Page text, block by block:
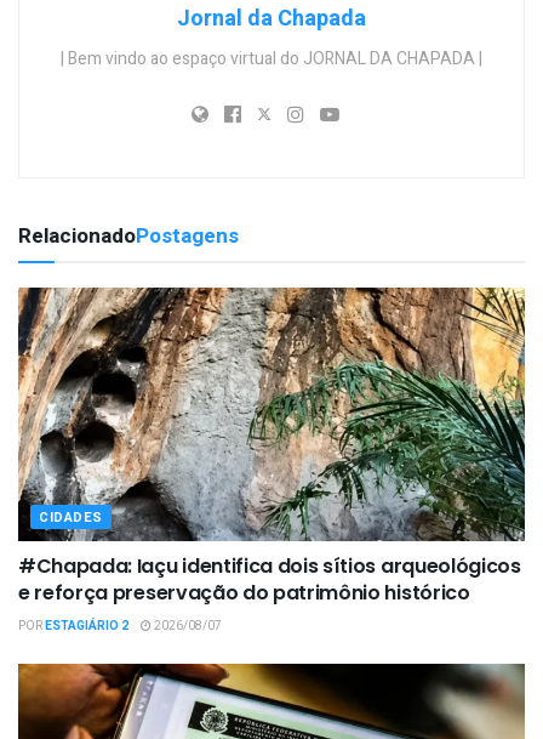
Jornal da Chapada
| Bem vindo ao espaço virtual do JORNAL DA CHAPADA |
RelacionadoPostagens
CIDADES
#Chapada: Iaçu identifica dois sítios arqueológicos
e reforça preservação do patrimônio histórico
PORESTAGIÁRIO 2 2026/08/07